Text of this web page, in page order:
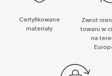
Certyfikowane
materiały
Zwrot
towaru w
na